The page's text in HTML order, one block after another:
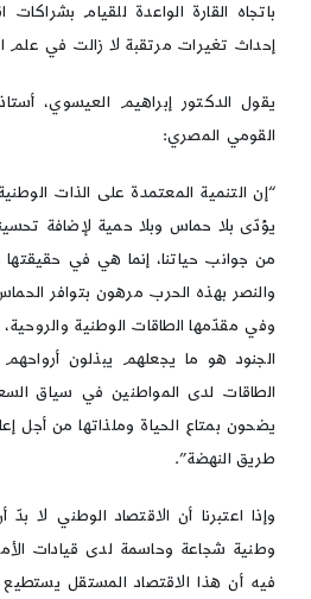
باتجاه القارة الواعدة للقيام
إحداث تغيرات مرتقبة لا زالت في علم
يقول الدكتور إبراهيم العيسوي،
القومي المصري:
“إن التنمية المعتمدة على الذات
يؤدّى بلا حماس وبلا حمية لإضافة
من جوانب حياتنا، إنما هي في حقيقتها
والنصر بهذه الحرب مرهون بتوافر
وفي مقدّمها الطاقات الوطنية
الجنود هو ما يجعلهم يبذلون
الطاقات لدى المواطنين في سياق
يضحون بمتاع الحياة وملذاتها من أجل
طريق النهضة”.
وإذا اعتبرنا أن الاقتصاد الوطني لا
وطنية شجاعة وحاسمة لدى قيادات
فيه أن هذا الاقتصاد المستقل